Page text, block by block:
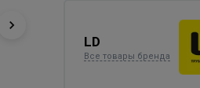
LD
Все товары бренда